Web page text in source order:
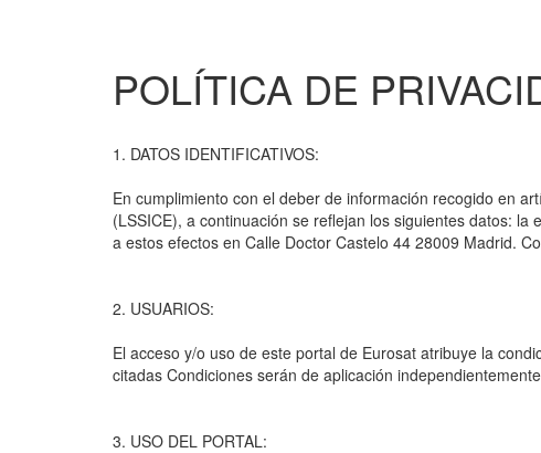
POLÍTICA DE
1. DATOS IDENTIFICATIVOS:
En cumplimiento con el deber de información recogido en
(LSSICE), a continuación se reflejan los siguientes datos:
a estos efectos en Calle Doctor Castelo 44 28009 Madrid.
2. USUARIOS:
El acceso y/o uso de este portal de Eurosat atribuye la
citadas Condiciones serán de aplicación
3. USO DEL PORTAL: